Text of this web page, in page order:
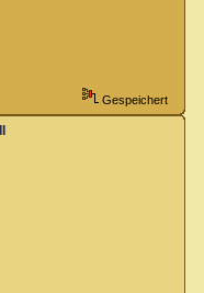
Gespeichert